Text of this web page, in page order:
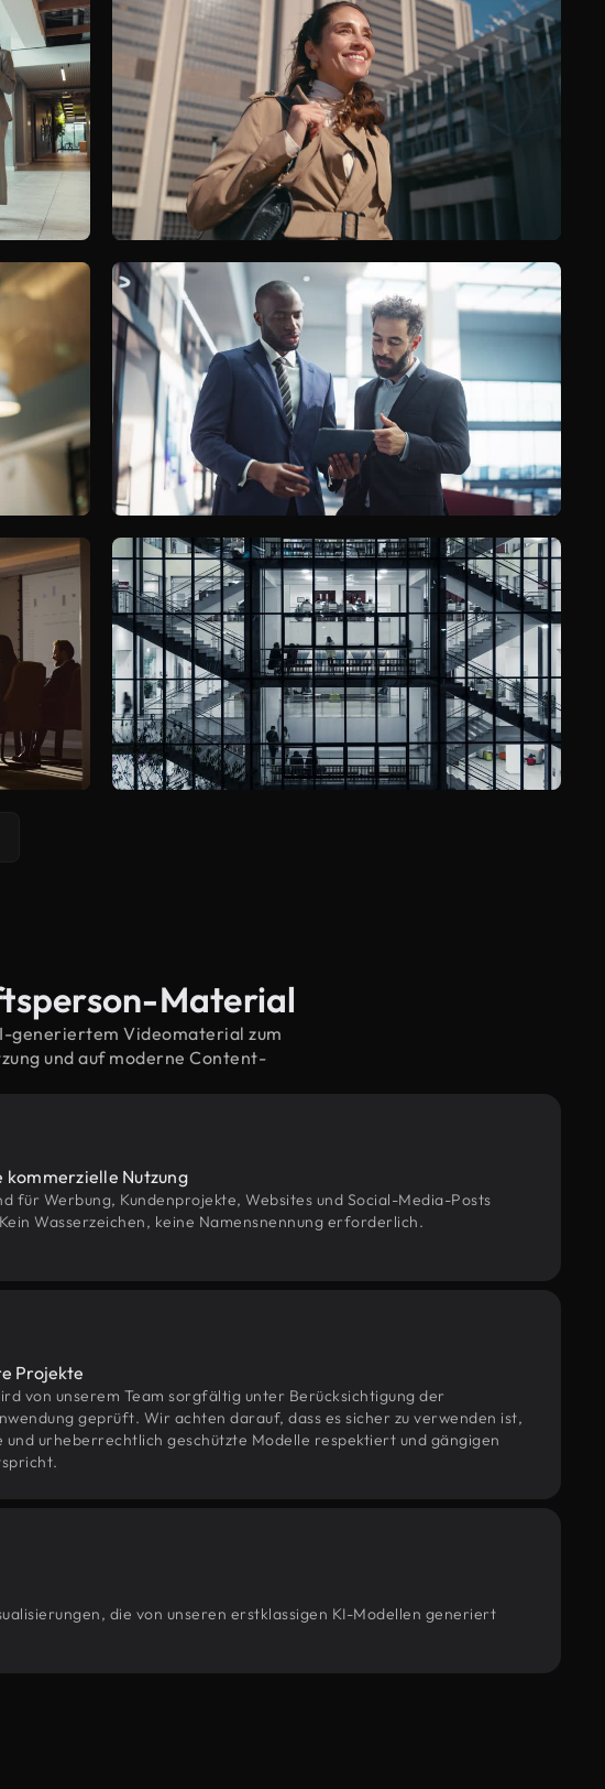
Material
generiertem Videomaterial zum
und auf moderne Content-
kommerzielle Nutzung
für Werbung, Kundenprojekte, Websites und Social-Media-Posts
Wasserzeichen, keine Namensnennung erforderlich.
Projekte
von unserem Team sorgfältig unter Berücksichtigung der
geprüft. Wir achten darauf, dass es sicher zu verwenden ist,
urheberrechtlich geschützte Modelle respektiert und gängigen
die von unseren erstklassigen KI-Modellen generiert